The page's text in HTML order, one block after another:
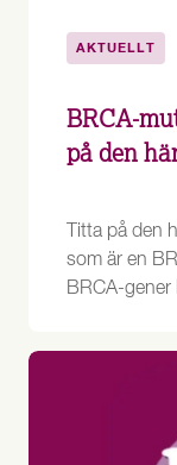
AKTUELLT
BRCA-
på den
Titta på den
som är en
BRCA-